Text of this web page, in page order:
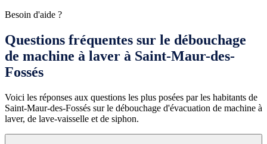
Besoin d'aide ?
Questions fréquentes sur le débouchage
de machine à laver à Saint-Maur-des-
Fossés
Voici les réponses aux questions les plus posées par les habitants de
Saint-Maur-des-Fossés sur le débouchage d'évacuation de machine à
laver, de lave-vaisselle et de siphon.